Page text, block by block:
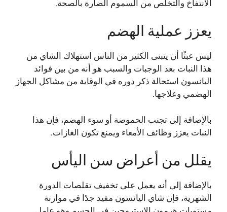
الانتفاخ والتخلص من السموم الضارة بالصحة.
يعزز عملية الهضم
ليس عبثًا أن يتبنى الكثير من الناس استهلاك الشاي من
هذا النبات بعد الوجبات والسبب هو أنه من بين فوائد
اليانسون استحالة ذكر دوره في الوقاية من مشاكل الجهاز
الهضمي وعلاجها.
بالإضافة إلى تجنب الحموضة أو سوء الهضم، فإن هذا
النبات يعزز وظائف الأمعاء ويمنع تكون الغازات.
يقلل من أعراض سن اليأس
بالإضافة إلى أنه يعمل على تخفيف تقلصات الدورة
الشهرية، فإن شاي اليانسون مفيد جدًا في موازنة